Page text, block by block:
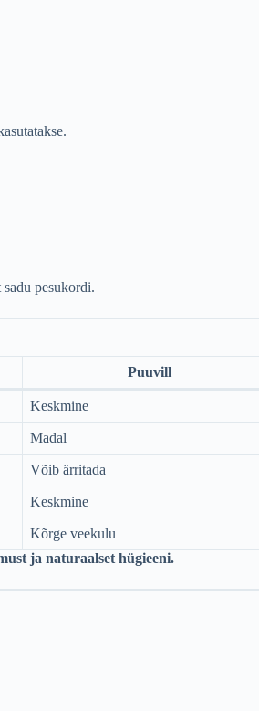
sadu pesukordi.
Puuvill
Keskmine
Madal
Võib ärritada
Keskmine
Kõrge veekulu
ja naturaalset hügieeni.